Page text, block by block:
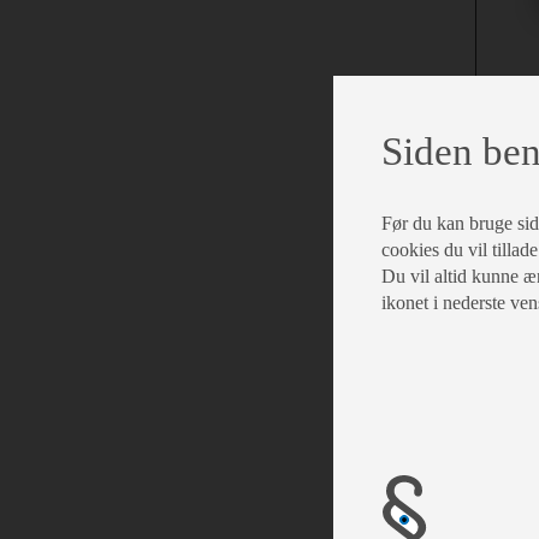
Siden
Før du kan bruge
cookies du vil
Du vil altid kunne
ikonet i nederste